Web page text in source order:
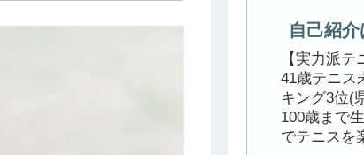
自己紹介
【実力派テ
41歳テニス
キング3位(
100歳まで
でテニスを